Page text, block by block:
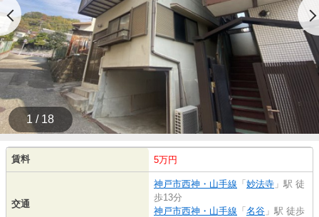
1 / 18
賃料 5万円
交通
神戸市西神・山手線 「妙法寺 」駅 徒
歩13分
神戸市西神・山手線 「名谷 」駅 徒歩